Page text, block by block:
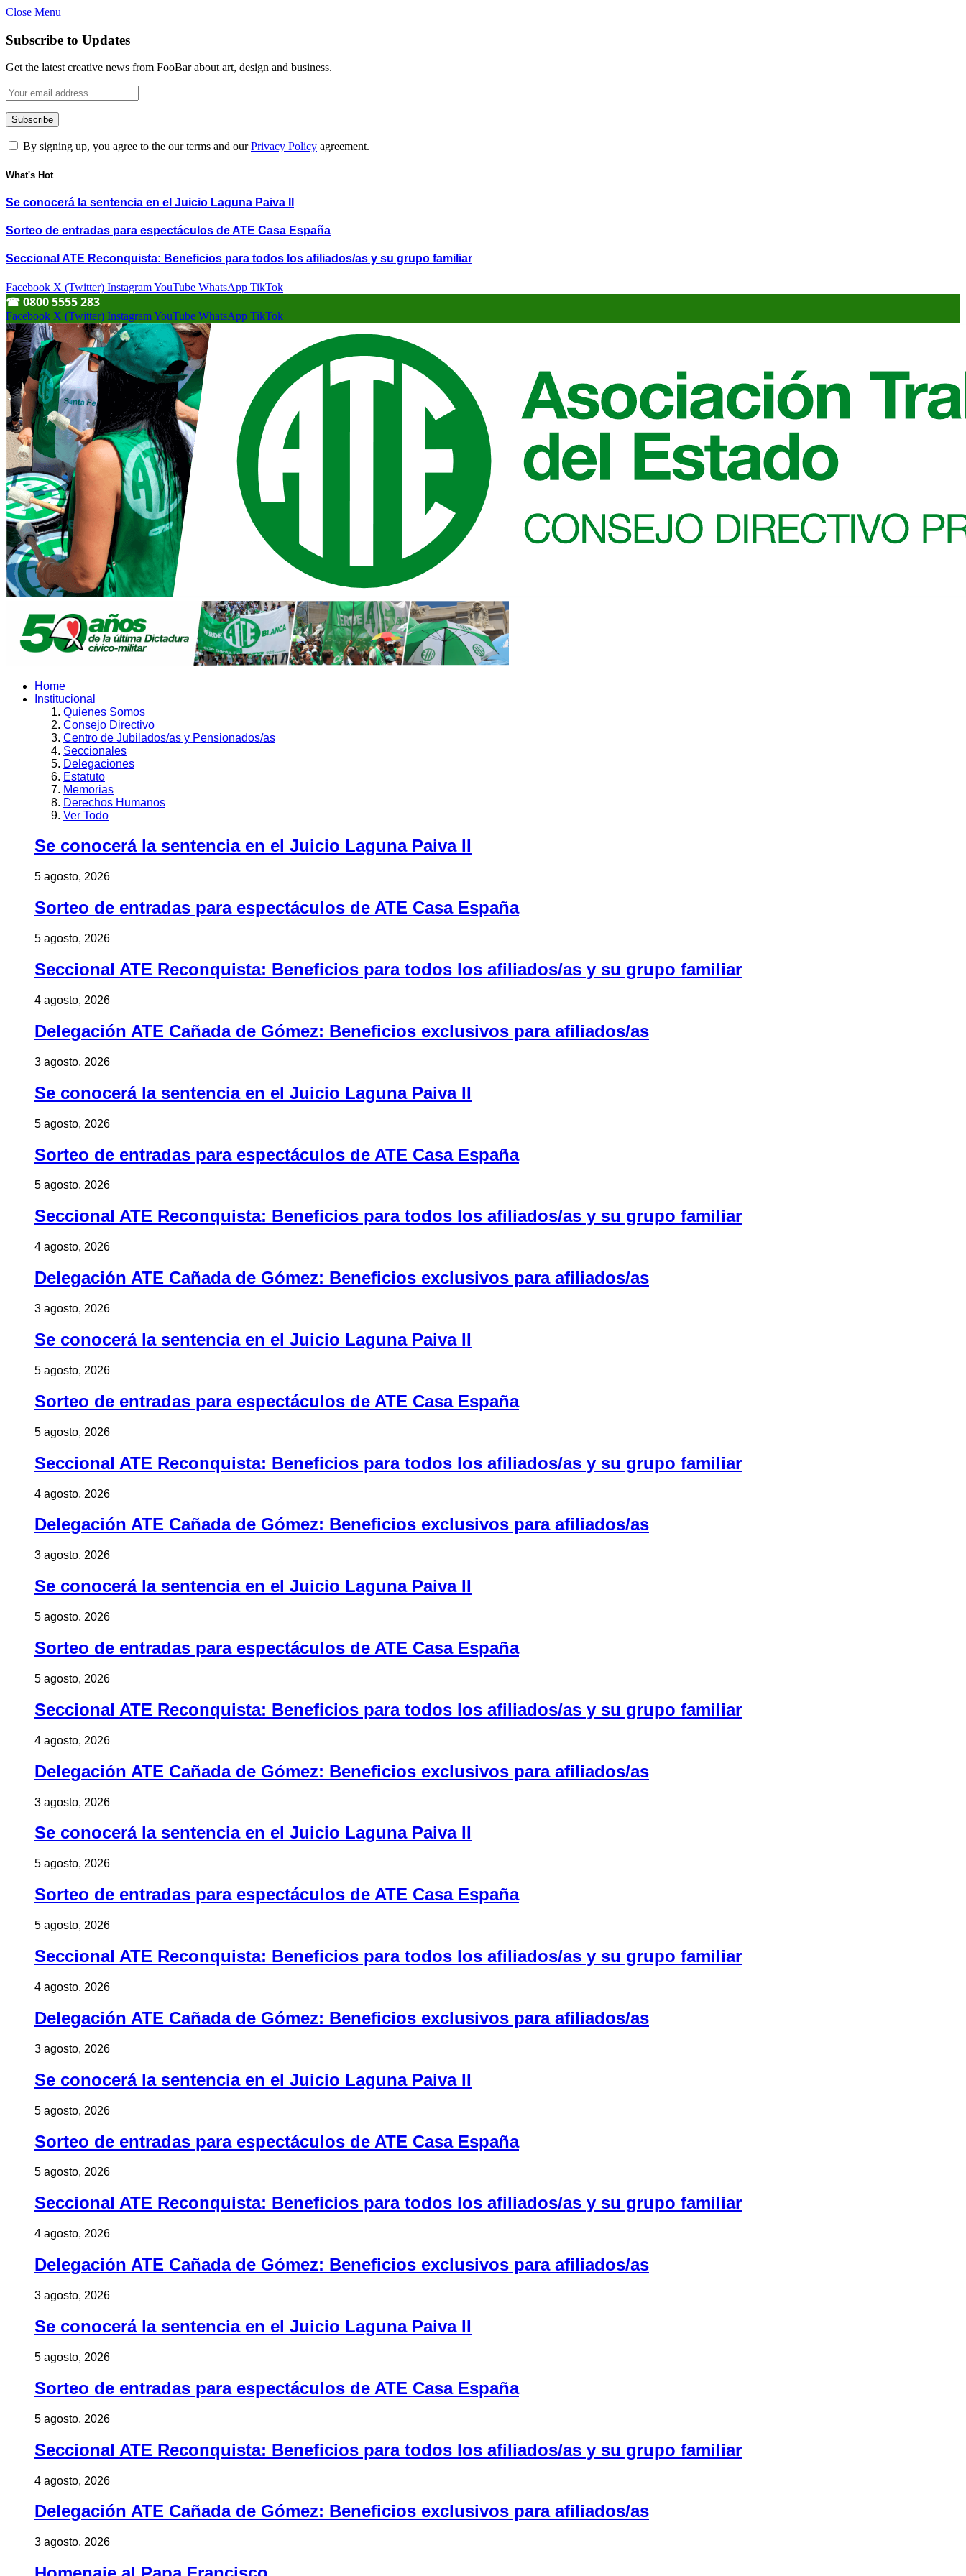
Close Menu
Subscribe to Updates
Get the latest creative news from FooBar about art, design and business.
By signing up, you agree to the our terms and ourPrivacy Policy agreement.
What's Hot
Se conocerá la sentencia en el Juicio Laguna Paiva II
Sorteo de entradas para espectáculos de ATE Casa España
Seccional ATE Reconquista: Beneficios para todos los afiliados/as y su grupo familiar
Facebook X (Twitter) InstagramYouTube WhatsApp TikTok
☎︎ 0800 5555 283
Facebook X (Twitter) InstagramYouTube WhatsApp TikTok
Home
Institucional
Quienes Somos
Consejo Directivo
Centro de Jubilados/as y Pensionados/as
Seccionales
Delegaciones
Estatuto
Memorias
Derechos Humanos
Ver Todo
Se conocerá la sentencia en el Juicio Laguna Paiva II
5 agosto, 2026
Sorteo de entradas para espectáculos de ATE Casa España
5 agosto, 2026
Seccional ATE Reconquista: Beneficios para todos los afiliados/as y su grupo familiar
4 agosto, 2026
Delegación ATE Cañada de Gómez: Beneficios exclusivos para afiliados/as
3 agosto, 2026
Se conocerá la sentencia en el Juicio Laguna Paiva II
5 agosto, 2026
Sorteo de entradas para espectáculos de ATE Casa España
5 agosto, 2026
Seccional ATE Reconquista: Beneficios para todos los afiliados/as y su grupo familiar
4 agosto, 2026
Delegación ATE Cañada de Gómez: Beneficios exclusivos para afiliados/as
3 agosto, 2026
Se conocerá la sentencia en el Juicio Laguna Paiva II
5 agosto, 2026
Sorteo de entradas para espectáculos de ATE Casa España
5 agosto, 2026
Seccional ATE Reconquista: Beneficios para todos los afiliados/as y su grupo familiar
4 agosto, 2026
Delegación ATE Cañada de Gómez: Beneficios exclusivos para afiliados/as
3 agosto, 2026
Se conocerá la sentencia en el Juicio Laguna Paiva II
5 agosto, 2026
Sorteo de entradas para espectáculos de ATE Casa España
5 agosto, 2026
Seccional ATE Reconquista: Beneficios para todos los afiliados/as y su grupo familiar
4 agosto, 2026
Delegación ATE Cañada de Gómez: Beneficios exclusivos para afiliados/as
3 agosto, 2026
Se conocerá la sentencia en el Juicio Laguna Paiva II
5 agosto, 2026
Sorteo de entradas para espectáculos de ATE Casa España
5 agosto, 2026
Seccional ATE Reconquista: Beneficios para todos los afiliados/as y su grupo familiar
4 agosto, 2026
Delegación ATE Cañada de Gómez: Beneficios exclusivos para afiliados/as
3 agosto, 2026
Se conocerá la sentencia en el Juicio Laguna Paiva II
5 agosto, 2026
Sorteo de entradas para espectáculos de ATE Casa España
5 agosto, 2026
Seccional ATE Reconquista: Beneficios para todos los afiliados/as y su grupo familiar
4 agosto, 2026
Delegación ATE Cañada de Gómez: Beneficios exclusivos para afiliados/as
3 agosto, 2026
Se conocerá la sentencia en el Juicio Laguna Paiva II
5 agosto, 2026
Sorteo de entradas para espectáculos de ATE Casa España
5 agosto, 2026
Seccional ATE Reconquista: Beneficios para todos los afiliados/as y su grupo familiar
4 agosto, 2026
Delegación ATE Cañada de Gómez: Beneficios exclusivos para afiliados/as
3 agosto, 2026